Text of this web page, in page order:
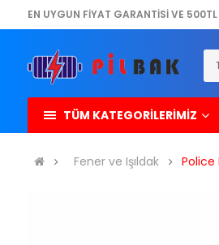
EN UYGUN FİYAT GARANTİSİ VE
TÜM KATEGORİLERİMİZ
Fener ve Işıldak Police